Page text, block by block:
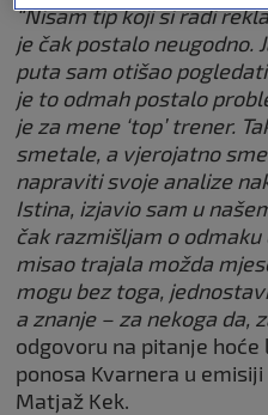
“Nisam tip koji si radi
je čak postalo neugodno.
puta sam otišao
je to odmah postalo
je za mene ‘top’ trener.
smetale, a vjerojatno
napraviti svoje analize
Istina, izjavio sam u
čak razmišljam o
misao trajala možda
mogu bez toga,
a znanje – za nekoga da,
odgovoru na pitanje
ponosa Kvarnera u emisiji
Matjaž Kek.